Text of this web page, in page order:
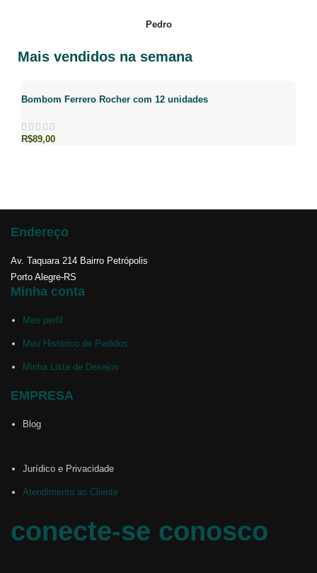
Pedro
Mais vendidos na semana
Bombom Ferrero Rocher com 12 unidades
R$89,00
Endereço
Av. Taquara 214 Bairro Petrópolis
Porto Alegre-RS
Minha conta
Meu perfil
Meu Histórico de Pedidos
Minha Lista de Desejos
EMPRESA
Blog
Jurídico e Privacidade
Atendimento ao Cliente
conecte-se conosco